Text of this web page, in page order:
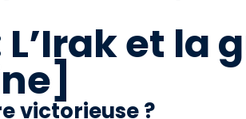
et la
victorieuse ?